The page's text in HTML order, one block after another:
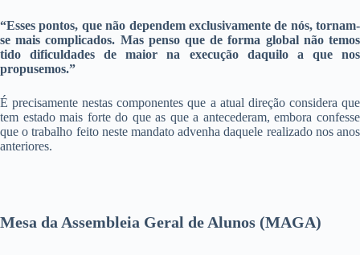
“Esses pontos, que não dependem exclusivamente de nós, tornam-
se mais complicados. Mas penso que de forma global não temos
tido dificuldades de maior na execução daquilo a que nos
propusemos.”
É precisamente nestas componentes que a atual direção considera que
tem estado mais forte do que as que a antecederam, embora confesse
que o trabalho feito neste mandato advenha daquele realizado nos anos
anteriores.
Mesa da Assembleia Geral de Alunos (MAGA)